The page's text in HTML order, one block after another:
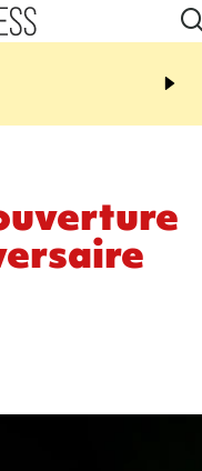
20:44
rouée de coups,